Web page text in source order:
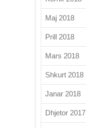
Maj 2018
Prill 2018
Mars 2018
Shkurt 2018
Janar 2018
Dhjetor 2017